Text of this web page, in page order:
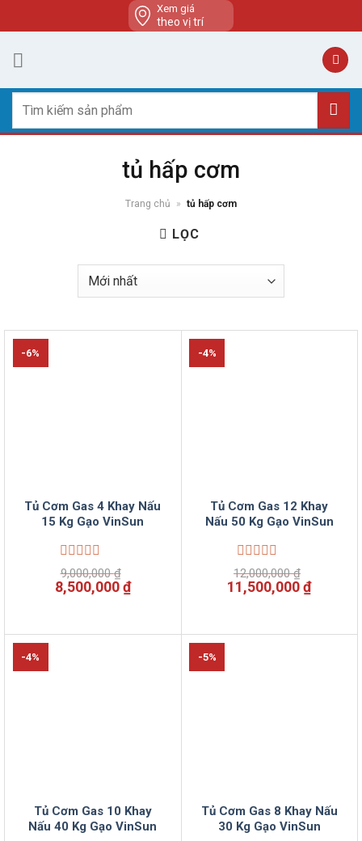
to
content
Xem giá
theo vị trí
kiếm:
tủ hấp cơm
Trang chủ » tủ hấp cơm
LỌC
-6%
Tủ Cơm Gas 4 Khay Nấu
15 Kg Gạo VinSun
Được
xếp
hạng
sao
9,000,000₫
Giá
gốc
9,000,000 ₫.
8,500,000₫Giá
hiện
là:
8,500,000 ₫.
-4%
Tủ Cơm Gas 12 Khay
Nấu 50 Kg Gạo VinSun
Được
xếp
hạng
sao
12,000,000₫
Giá
gốc
12,000,000 ₫.
11,500,000₫Giá
là:
-4%
Tủ Cơm Gas 10 Khay
Nấu 40 Kg Gạo VinSun
-5%
Tủ Cơm Gas 8 Khay Nấu
30 Kg Gạo VinSun